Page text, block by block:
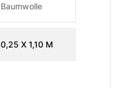
Baumwolle
0,25 X 1,10 M